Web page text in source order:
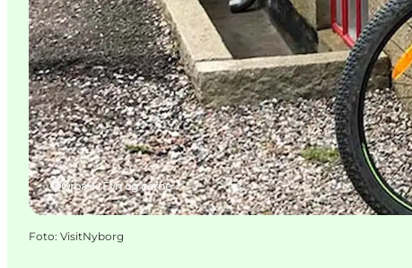
Ørbæk, Fyn og øerne
Foto: VisitNyborg